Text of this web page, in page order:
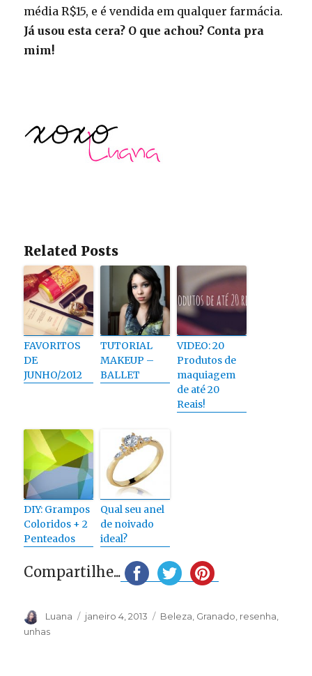
média R$15, e é vendida em qualquer farmácia.
Já usou esta cera? O que achou? Conta pra
mim!
Related Posts
FAVORITOS
DE
JUNHO/2012
TUTORIAL
MAKEUP –
BALLET
VIDEO: 20
Produtos de
maquiagem
de até 20
Reais!
DIY: Grampos
Coloridos + 2
Penteados
Qual seu anel
de noivado
ideal?
Compartilhe...
Autor
Luana
Publicado
janeiro 4, 2013 Categorias
Beleza, Granado, resenha,
unhas